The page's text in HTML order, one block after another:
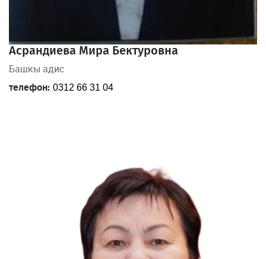
Асрандиева Мира Бектуровна
Башкы адис
телефон: 0312 66 31 04